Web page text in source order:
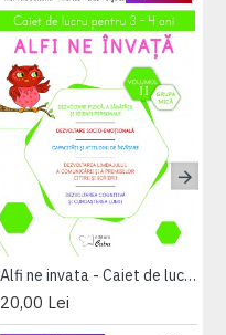
Alfi ne invata - Caiet de lucru pentru 3-4 ani, volumul II (saptamanile 18 - 33)
20,00 Lei